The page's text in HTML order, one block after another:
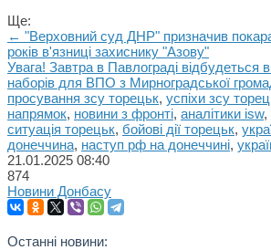
Ще:
← "Верховний суд ДНР" призначив
років в'язниці захиснику "Азову"
Увага! Завтра в Павлограді відбудеться
наборів для ВПО з Мирноградської
просування зсу торецьк, успіхи зсу
напрямок, новини з фронті, аналітики isw,
ситуація торецьк, бойові дії торецьк,
донеччина, наступ рф на донеччині,
21.01.2025 08:40
874
Новини Донбасу
Останні новини: